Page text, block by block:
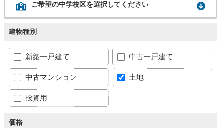
ご希望の中学校区を選択してください
建物種別
新築一戸建て 中古一戸建て
中古マンション 土地
投資用
価格